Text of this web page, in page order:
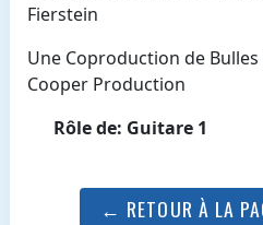
Fierstein
Une Coproduction de
Cooper Production
Rôle de: Guitare 1
← RETOUR À LA